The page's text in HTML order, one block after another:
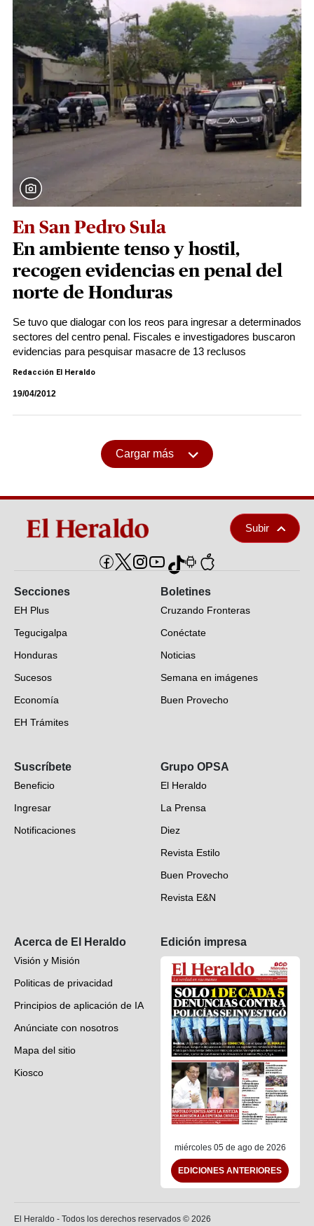
En San Pedro Sula
En ambiente tenso y hostil,
recogen evidencias en penal del
norte de Honduras
Se tuvo que dialogar con los reos para ingresar a determinados
sectores del centro penal. Fiscales e investigadores buscaron
evidencias para pesquisar masacre de 13 reclusos
Redacción El Heraldo
19/04/2012
Cargar más
Subir
Secciones
EH Plus
Tegucigalpa
Honduras
Sucesos
Economía
EH Trámites
EH Verifica
Fotogalerías
Deportes
Videos
Boletines
Cruzando Fronteras
Conéctate
Noticias
Semana en imágenes
Buen Provecho
Suscríbete
Beneficio
Ingresar
Notificaciones
Grupo OPSA
El Heraldo
La Prensa
Diez
Revista Estilo
Buen Provecho
Revista E&N
Acerca de El Heraldo
Visión y Misión
Politicas de privacidad
Principios de aplicación de IA
Anúnciate con nosotros
Mapa del sitio
Kiosco
Edición impresa
miércoles 05 de ago de 2026
EDICIONES ANTERIORES
El Heraldo - Todos los derechos reservados © 2026